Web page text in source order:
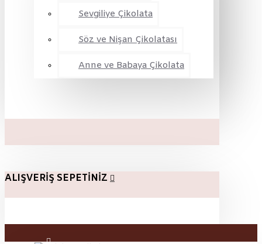
Sevgiliye Çikolata
Söz ve Nişan Çikolatası
Anne ve Babaya Çikolata
ALIŞVERIŞ SEPETINIZ